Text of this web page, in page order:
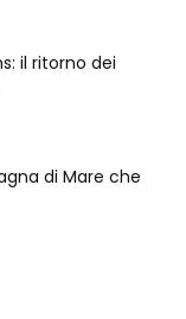
il ritorno dei
di Mare che